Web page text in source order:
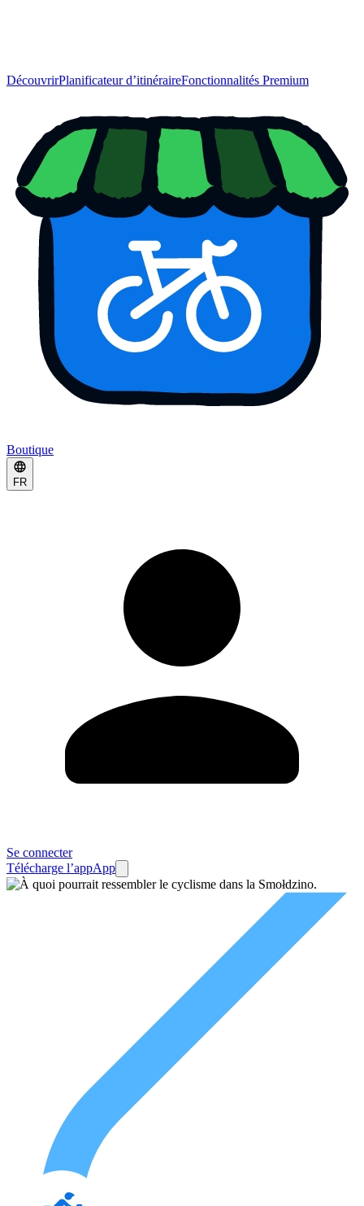
DécouvrirPlanificateur d’itinéraireFonctionnalités Premium
Boutique
FR
Se connecter
Télécharge l’appApp